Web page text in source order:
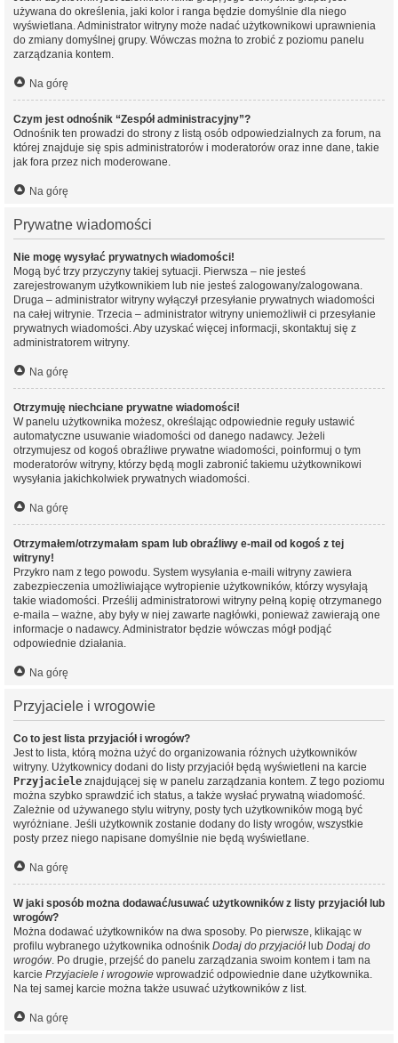
używana do określenia, jaki kolor i ranga będzie domyślnie dla niego
wyświetlana. Administrator witryny może nadać użytkownikowi uprawnienia
do zmiany domyślnej grupy. Wówczas można to zrobić z poziomu panelu
zarządzania kontem.
Na górę
Czym jest odnośnik “Zespół administracyjny”?
Odnośnik ten prowadzi do strony z listą osób odpowiedzialnych za forum, na
której znajduje się spis administratorów i moderatorów oraz inne dane, takie
jak fora przez nich moderowane.
Na górę
Prywatne wiadomości
Nie mogę wysyłać prywatnych wiadomości!
Mogą być trzy przyczyny takiej sytuacji. Pierwsza – nie jesteś
zarejestrowanym użytkownikiem lub nie jesteś zalogowany/zalogowana.
Druga – administrator witryny wyłączył przesyłanie prywatnych wiadomości
na całej witrynie. Trzecia – administrator witryny uniemożliwił ci przesyłanie
prywatnych wiadomości. Aby uzyskać więcej informacji, skontaktuj się z
administratorem witryny.
Na górę
Otrzymuję niechciane prywatne wiadomości!
W panelu użytkownika możesz, określając odpowiednie reguły ustawić
automatyczne usuwanie wiadomości od danego nadawcy. Jeżeli
otrzymujesz od kogoś obraźliwe prywatne wiadomości, poinformuj o tym
moderatorów witryny, którzy będą mogli zabronić takiemu użytkownikowi
wysyłania jakichkolwiek prywatnych wiadomości.
Na górę
Otrzymałem/otrzymałam spam lub obraźliwy e-mail od kogoś z tej
witryny!
Przykro nam z tego powodu. System wysyłania e-maili witryny zawiera
zabezpieczenia umożliwiające wytropienie użytkowników, którzy wysyłają
takie wiadomości. Prześlij administratorowi witryny pełną kopię otrzymanego
e-maila – ważne, aby były w niej zawarte nagłówki, ponieważ zawierają one
informacje o nadawcy. Administrator będzie wówczas mógł podjąć
odpowiednie działania.
Na górę
Przyjaciele i wrogowie
Co to jest lista przyjaciół i wrogów?
Jest to lista, którą można użyć do organizowania różnych użytkowników
witryny. Użytkownicy dodani do listy przyjaciół będą wyświetleni na karcie
Przyjaciele znajdującej się w panelu zarządzania kontem. Z tego poziomu
można szybko sprawdzić ich status, a także wysłać prywatną wiadomość.
Zależnie od używanego stylu witryny, posty tych użytkowników mogą być
wyróżniane. Jeśli użytkownik zostanie dodany do listy wrogów, wszystkie
posty przez niego napisane domyślnie nie będą wyświetlane.
Na górę
W jaki sposób można dodawać/usuwać użytkowników z listy przyjaciół lub
wrogów?
Można dodawać użytkowników na dwa sposoby. Po pierwsze, klikając w
profilu wybranego użytkownika odnośnik Dodaj do przyjaciół lub Dodaj do
wrogów. Po drugie, przejść do panelu zarządzania swoim kontem i tam na
karcie Przyjaciele i wrogowie wprowadzić odpowiednie dane użytkownika.
Na tej samej karcie można także usuwać użytkowników z list.
Na górę